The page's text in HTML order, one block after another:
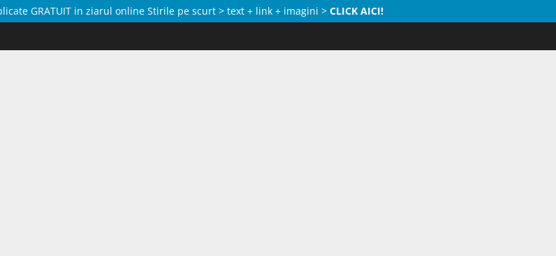
GRATUIT in ziarul online Stirile pe scurt > text + link + imagini > CLICK AICI!